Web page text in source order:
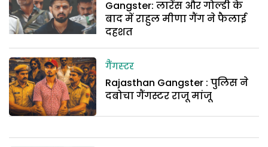
Gangster: लारेंस और गोल्डी के
बाद में राहुल मीणा गैंग ने फैलाई
दहशत
गैंगस्टर
Rajasthan Gangster : पुलिस ने
दबोचा गैंगस्टर राजू मांजू